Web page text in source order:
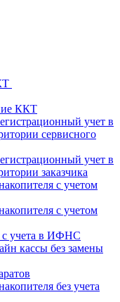
ККТ
учет в
сервисного
учет в
заказчика
с учетом
с учетом
с учета в ИФНС
кассы без замены
без учета